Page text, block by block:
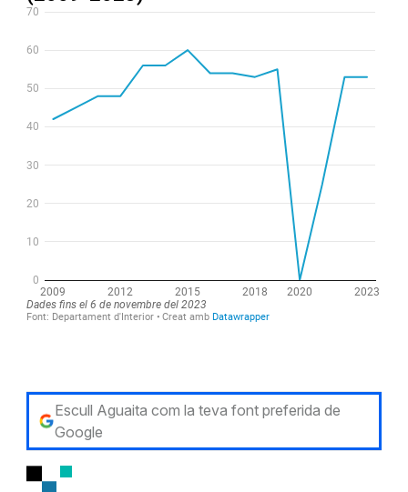
Escull Aguaita com la teva font preferida de
Google